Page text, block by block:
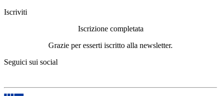
Iscriviti
Iscrizione completata
Grazie per esserti iscritto alla newsletter.
Seguici sui social